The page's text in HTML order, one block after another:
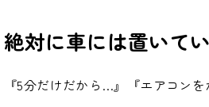
絶対に車には置いて
『5分だけだから…』『エアコン